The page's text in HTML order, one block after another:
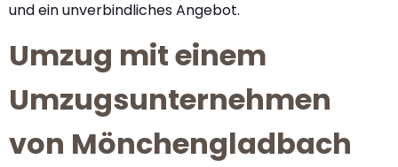
und ein unverbindliches Angebot.
Umzug mit einem
Umzugsunternehmen
von Mönchengladbach